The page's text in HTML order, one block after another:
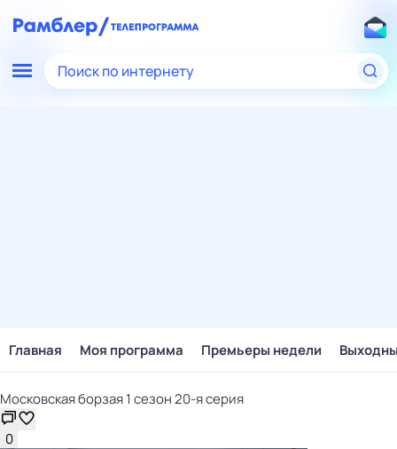
Поиск по интернету
Главная Моя программа Премьеры недели
Московская борзая 1 сезон 20-я серия
0